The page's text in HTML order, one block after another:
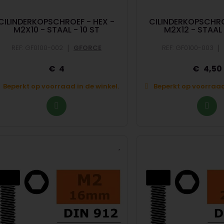
- HEX -
M2X10 - STAAL - 10 ST
| GFORCE
4
Beperkt op voorraad in de winkel.
M2X12 -
|
4,50
Beperkt op